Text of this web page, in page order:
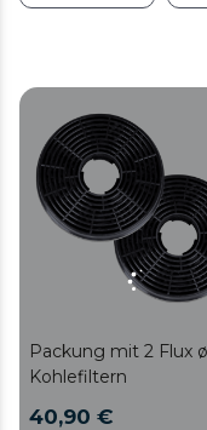
Packung mit 2 Flux
Kohlefiltern
40,90 €